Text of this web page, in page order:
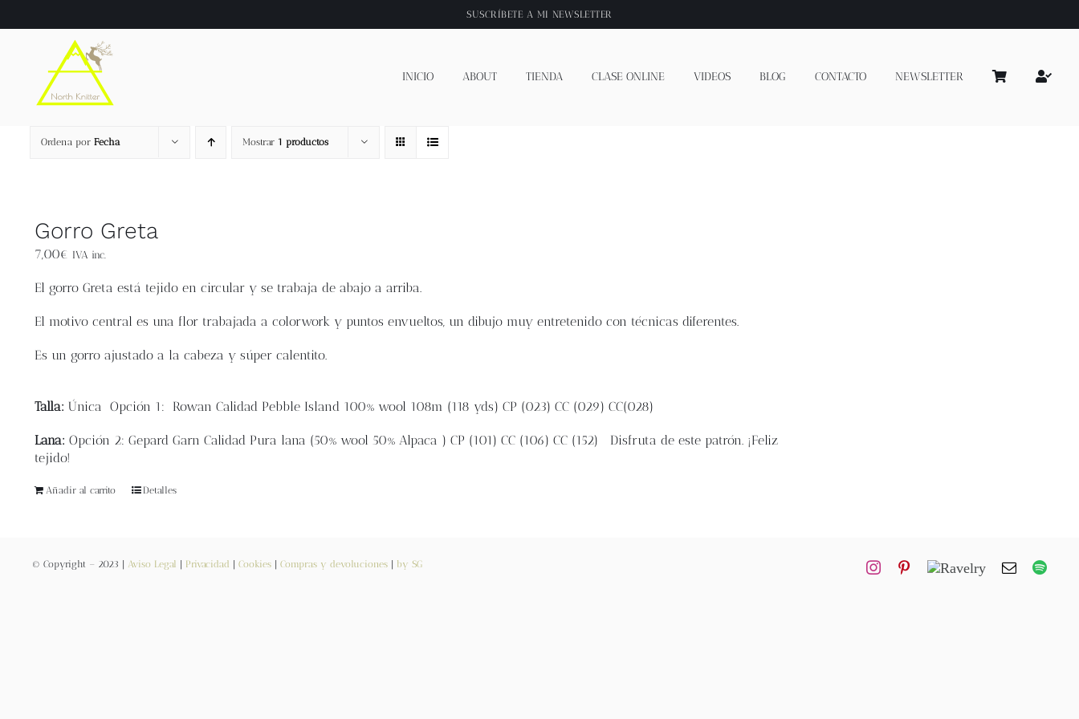
al
SUSCRÍBETE A MI NEWSLETTER
INICIO ABOUT TIENDA CLASE ONLINE VIDEOS BLOG CONTACTO NEWSLETTER
Ordena por Fecha Mostrar 1 productos
Gorro Greta
7,00€ IVA inc.
El gorro Greta está tejido en circular y se trabaja de abajo a arriba.
El motivo central es una flor trabajada a colorwork y puntos envueltos, un dibujo muy entretenido con técnicas diferentes.
Es un gorro ajustado a la cabeza y súper calentito.
Talla:Única Opción 1: RowanCalidad Pebble Island 100% wool 108m (118 yds)CP (023)CC (029)CC(028)
Lana:Opción 2: Gepard Garn Calidad Pura lana (50% wool 50% Alpaca )CP (101)CC (106)CC (152) Disfruta de este patrón. ¡Feliz
tejido!
Añadir al carrito Detalles
© Copyright – 2023 | Aviso Legal Privacidad Cookies| Compras y devoluciones| by SG